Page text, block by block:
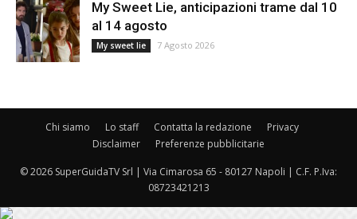
My Sweet Lie, anticipazioni trame dal 10
al 14 agosto
My sweet lie 7 Agosto 2026
Chi siamo Lo staff Contatta la redazione
Privacy
Disclaimer
Preferenze pubblicitarie
© 2026 SuperGuidaTV Srl | Via Cimarosa 65 - 80127 Napoli | C.F. P.Iva:
08723421213